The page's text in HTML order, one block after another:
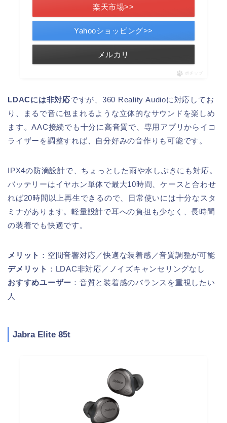
楽天市場>>
Yahooショッピング>>
メルカリ
ポチップ
LDACには非対応ですが、360 Reality Audioに対応してお
り、まるで音に包まれるような立体的なサウンドを楽しめ
ます。AAC接続でも十分に高音質で、専用アプリからイコ
ライザーを調整すれば、自分好みの音作りも可能です。
IPX4の防滴設計で、ちょっとした雨や水しぶきにも対応。
バッテリーはイヤホン単体で最大10時間、ケースと合わせ
れば20時間以上再生できるので、日常使いには十分なスタ
ミナがあります。軽量設計で耳への負担も少なく、長時間
の装着でも快適です。
メリット ：空間音響対応／快適な装着感／音質調整が可能
デメリット ：LDAC非対応／ノイズキャンセリングなし
おすすめユーザー ：音質と装着感のバランスを重視したい
人
Jabra Elite 85t